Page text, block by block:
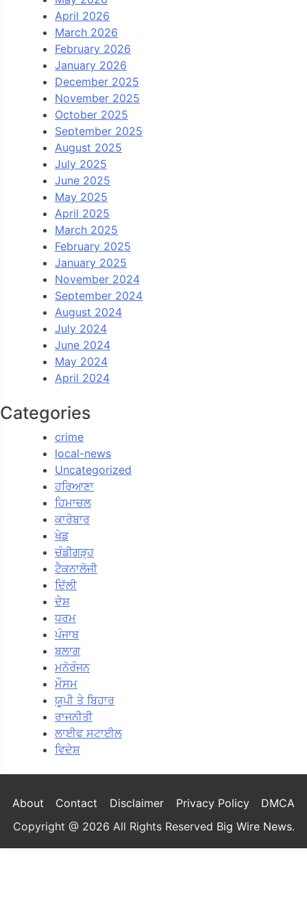
April 2026
March 2026
February 2026
January 2026
December 2025
November 2025
October 2025
September 2025
August 2025
July 2025
June 2025
May 2025
April 2025
March 2025
February 2025
January 2025
November 2024
September 2024
August 2024
July 2024
June 2024
May 2024
April 2024
Categories
crime
local-news
Uncategorized
ਹਰਿਆਣਾ
ਹਿਮਾਚਲ
ਕਾਰੋਬਾਰ
ਖੇਡ
ਚੰਡੀਗੜ੍ਹ
ਟੈਕਨਾਲੋਜੀ
ਦਿੱਲੀ
ਦੇਸ਼
ਧਰਮ
ਪੰਜਾਬ
ਬਲਾਗ
ਮਨੋਰੰਜਨ
ਮੌਸਮ
ਯੂਪੀ ਤੇ ਬਿਹਾਰ
ਰਾਜਨੀਤੀ
ਲਾਈਫ ਸਟਾਈਲ
ਵਿਦੇਸ਼
About Contact Disclaimer Privacy Policy
DMCA
Copyright @ 2026 All Rights Reserved Big Wire News.